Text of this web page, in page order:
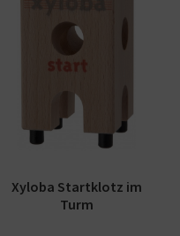
Xyloba Startklotz im
Turm